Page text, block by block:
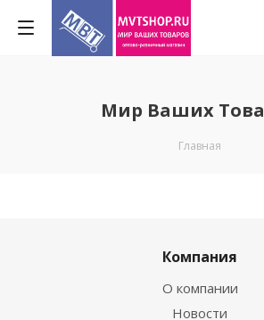
Мир Ваших
Главная
Компания
О компании
Новости